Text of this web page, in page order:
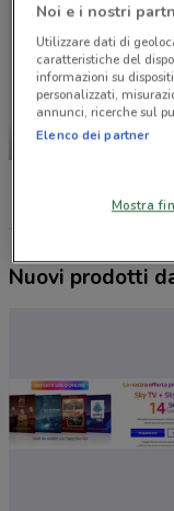
-1
Nuovi prodotti
Noi e i nostri
Utilizzare dati di
caratteristiche del
informazioni su
personalizzati,
annunci, ricerche sul
Elenco dei partner
Mostra